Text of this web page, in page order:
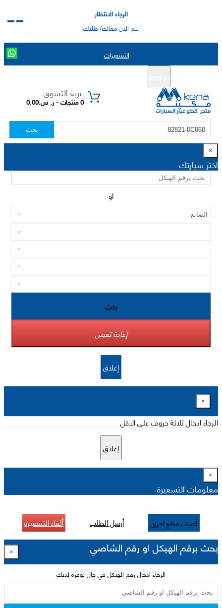
الرجاء الانتظار
يتم الان معالجة طلبك
التسعيرات
عربة التسوق
0 منتجات - ر. س.0.00
بحث
×
اختر سيارتك
او
بحث
إعادة تعيين
إغلاق
×
الرجاء ادخال ثلاثة حروف على الاقل
إغلاق
×
معلومات التسعيرة
أضف قطع اخرى أرسل الطلب ألغاء التسعيرة
بحث برقم الهيكل او رقم الشاصي ×
الرجاء ادخال رقم الهيكل في حال توفره لديك